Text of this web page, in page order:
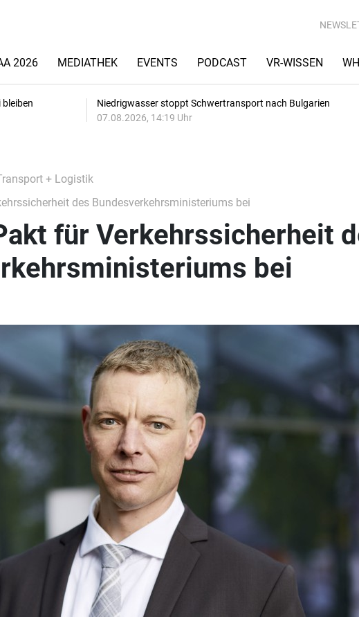
2026 MEDIATHEK EVENTS PODCAST VR-WISSEN
Niedrigwasser stoppt Schwertransport nach Bulgarien
07.08.2026, 14:19 Uhr
+ Logistik
des Bundesverkehrsministeriums bei
für Verkehrssicherheit
bei